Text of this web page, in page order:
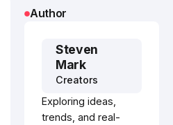
Author
Steven
Mark
Creators
Exploring ideas,
trends, and real-